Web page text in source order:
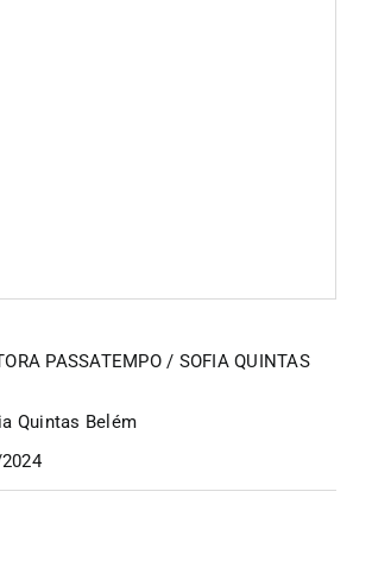
PASSATEMPO / SOFIA QUINTAS
Quintas Belém